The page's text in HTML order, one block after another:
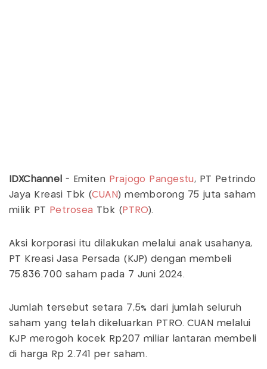
IDXChannel - Emiten Prajogo Pangestu, PT Petrindo
Jaya Kreasi Tbk (CUAN ) memborong 75 juta saham
milik PT
Petrosea Tbk ( PTRO).
Aksi korporasi itu dilakukan melalui anak usahanya,
PT Kreasi Jasa Persada (KJP) dengan membeli
75.836.700 saham pada 7 Juni 2024.
Jumlah tersebut setara 7,5% dari jumlah seluruh
saham yang telah dikeluarkan PTRO. CUAN melalui
KJP merogoh kocek Rp207 miliar lantaran membeli
di harga Rp 2.741 per saham.